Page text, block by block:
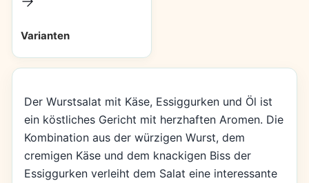
Varianten
Der Wurstsalat mit Käse, Essiggurken und Öl ist
ein köstliches Gericht mit herzhaften Aromen. Die
Kombination aus der würzigen Wurst, dem
cremigen Käse und dem knackigen Biss der
Essiggurken verleiht dem Salat eine interessante